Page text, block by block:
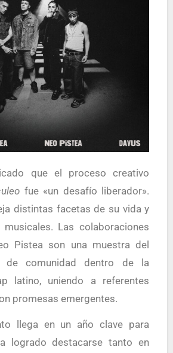
que el proceso creativo
fue «un desafío liberador».
distintas facetas de su vida y
Las colaboraciones
Pistea son una muestra del
de comunidad dentro de la
latino, uniendo a referentes
promesas emergentes.
llega en un año clave para
logrado destacarse tanto en